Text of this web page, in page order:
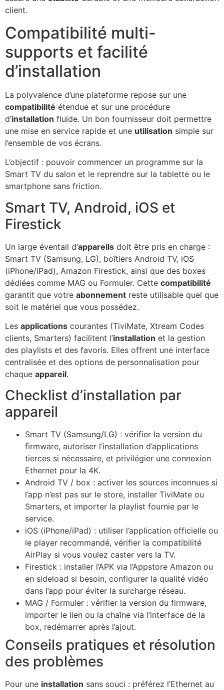
client.
Compatibilité multi-
supports et facilité
d’installation
La polyvalence d’une plateforme repose sur une
compatibilité étendue et sur une procédure
d’installation fluide. Un bon fournisseur doit permettre
une mise en service rapide et une utilisation simple sur
l’ensemble de vos écrans.
L’objectif : pouvoir commencer un programme sur la
Smart TV du salon et le reprendre sur la tablette ou le
smartphone sans friction.
Smart TV, Android, iOS et
Firestick
Un large éventail d’appareils doit être pris en charge :
Smart TV (Samsung, LG), boîtiers Android TV, iOS
(iPhone/iPad), Amazon Firestick, ainsi que des boxes
dédiées comme MAG ou Formuler. Cette compatibilité
garantit que votre abonnement reste utilisable quel que
soit le matériel que vous possédez.
Les applications courantes (TiviMate, Xtream Codes
clients, Smarters) facilitent l’installation et la gestion
des playlists et des favoris. Elles offrent une interface
centralisée et des options de personnalisation pour
chaque appareil.
Checklist d’installation par
appareil
Smart TV (Samsung/LG) : vérifier la version du
firmware, autoriser l’installation d’applications
tierces si nécessaire, et privilégier une connexion
Ethernet pour la 4K.
Android TV / box : activer les sources inconnues si
l’app n’est pas sur le store, installer TiviMate ou
Smarters, et importer la playlist fournie par le
service.
iOS (iPhone/iPad) : utiliser l’application officielle ou
le player recommandé, vérifier la compatibilité
AirPlay si vous voulez caster vers la TV.
Firestick : installer l’APK via l’Appstore Amazon ou
en sideload si besoin, configurer la qualité vidéo
dans l’app pour éviter la surcharge réseau.
MAG / Formuler : vérifier la version du firmware,
importer le lien ou la chaîne via l’interface de la
box, redémarrer après l’ajout.
Conseils pratiques et résolution
des problèmes
Pour une installation sans souci : préférez l’Ethernet au